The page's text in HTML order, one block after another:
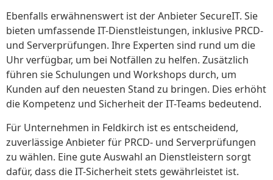
Ebenfalls erwähnenswert ist der Anbieter SecureIT. Sie
bieten umfassende IT-Dienstleistungen, inklusive PRCD-
und Serverprüfungen. Ihre Experten sind rund um die
Uhr verfügbar, um bei Notfällen zu helfen. Zusätzlich
führen sie Schulungen und Workshops durch, um
Kunden auf den neuesten Stand zu bringen. Dies erhöht
die Kompetenz und Sicherheit der IT-Teams bedeutend.
Für Unternehmen in Feldkirch ist es entscheidend,
zuverlässige Anbieter für PRCD- und Serverprüfungen
zu wählen. Eine gute Auswahl an Dienstleistern sorgt
dafür, dass die IT-Sicherheit stets gewährleistet ist.